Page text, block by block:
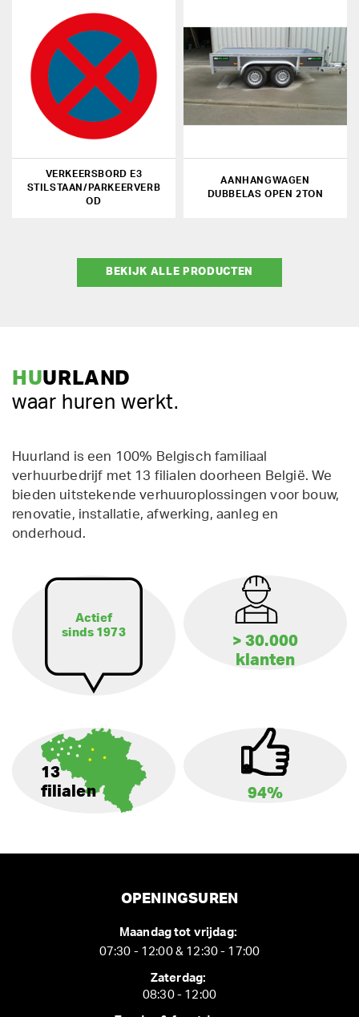
VERKEERSBORD E3
STILSTAAN/PARKEERVERB
OD
AANHANGWAGEN
DUBBELAS OPEN 2TON
BEKIJK ALLE PRODUCTEN
HUURLAND
waar huren werkt.
Huurland is een 100% Belgisch familiaal
verhuurbedrijf met 13 filialen doorheen België. We
bieden uitstekende verhuuroplossingen voor bouw,
renovatie, installatie, afwerking, aanleg en
onderhoud.
Actief
sinds 1973
> 30.000
klanten
13
filialen
94%
OPENINGSUREN
Maandag tot vrijdag:
07:30 - 12:00 & 12:30 - 17:00
Zaterdag:
08:30 - 12:00